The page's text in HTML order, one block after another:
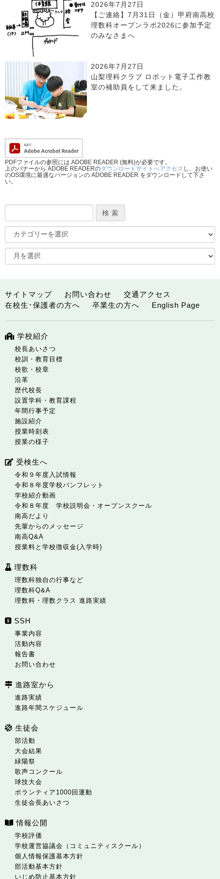
2026年7月27日
【ご連絡】7月31日（金）甲府南高校
理数科オープンラボ2026に参加予定
のみなさまへ
2026年7月27日
山梨理科クラブ ロボット電子工作教
室の補助員をして来ました。
PDFファイルの参照には ADOBE READER (無料)が必要です。
上のバナーから ADOBE READERのダウンロードサイトへアクセス し、お使い
のOS環境に最適なバージョンの ADOBE READER をダウンロードして下さ
い。
サイトマップ お問い合わせ
交通アクセス
在校生･保護者の方へ
卒業生の方へ English Page
学校紹介
校長あいさつ
校訓・教育目標
校歌・校章
沿革
歴代校長
設置学科・教育課程
年間行事予定
施設紹介
授業時刻表
授業の様子
受検生へ
令和９年度入試情報
令和８年度学校パンフレット
学校紹介動画
令和８年度 学校説明会・オープンスクール
南高だより
先輩からのメッセージ
南高Q&A
授業料と学校徴収金(入学時)
理数科
理数科独自の行事など
理数科Q&A
理数科・理数クラス 進路実績
SSH
事業内容
活動内容
報告書
お問い合わせ
進路室から
進路実績
進路年間スケジュール
生徒会
部活動
大会結果
緑陽祭
歌声コンクール
球技大会
ボランティア1000回運動
生徒会長あいさつ
情報公開
学校評価
学校運営協議会（コミュニティスクール）
個人情報保護基本方針
部活動基本方針
いじめ防止基本方針